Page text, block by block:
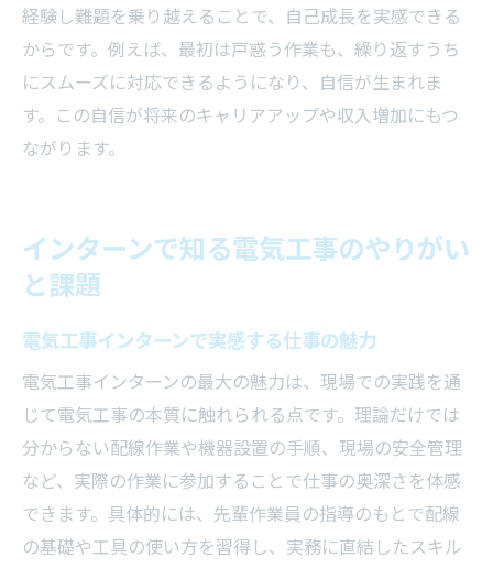
経験し難題を乗り越えることで、自己成長を実感できる
からです。例えば、最初は戸惑う作業も、繰り返すうち
にスムーズに対応できるようになり、自信が生まれま
す。この自信が将来のキャリアアップや収入増加にもつ
ながります。
インターンで知る電気工事のやりがい
と課題
電気工事インターンで実感する仕事の魅力
電気工事インターンの最大の魅力は、現場での実践を通
じて電気工事の本質に触れられる点です。理論だけでは
分からない配線作業や機器設置の手順、現場の安全管理
など、実際の作業に参加することで仕事の奥深さを体感
できます。具体的には、先輩作業員の指導のもとで配線
の基礎や工具の使い方を習得し、実務に直結したスキル